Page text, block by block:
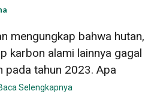
mengungkap bahwa hutan,
karbon alami lainnya gagal
pada tahun 2023. Apa
Selengkapnya